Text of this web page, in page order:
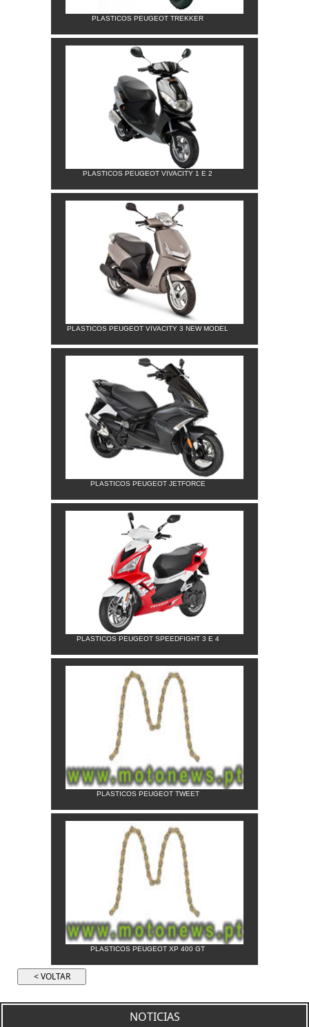
PLASTICOS PEUGEOT TREKKER
PLASTICOS PEUGEOT VIVACITY 1 E 2
PLASTICOS PEUGEOT VIVACITY 3 NEW MODEL
PLASTICOS PEUGEOT JETFORCE
PLASTICOS PEUGEOT SPEEDFIGHT 3 E 4
PLASTICOS PEUGEOT TWEET
PLASTICOS PEUGEOT XP 400 GT
NOTICIAS